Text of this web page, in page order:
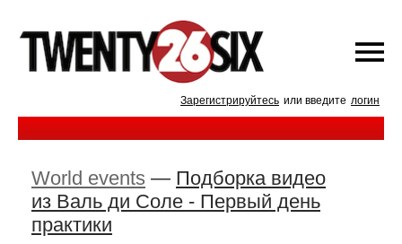
Зарегистрируйтесь или введите логин
World events — Подборка видео
из Валь ди Соле - Первый день
практики